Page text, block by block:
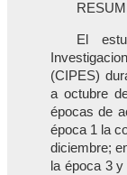
El
(CIPES)
a octubre
épocas de
época 1 la
diciembre;
la época 3